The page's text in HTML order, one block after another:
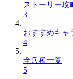
ストーリー攻
3
おすすめキャ
4
全兵種一覧
5